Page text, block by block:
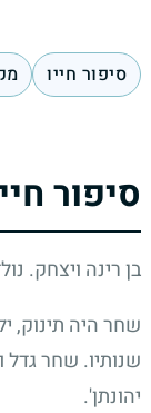
סיפור חייו
סיפור
בן רינה ויצחק.
שחר היה תינוק,
שנותיו. שחר גדל
יהונתן'.